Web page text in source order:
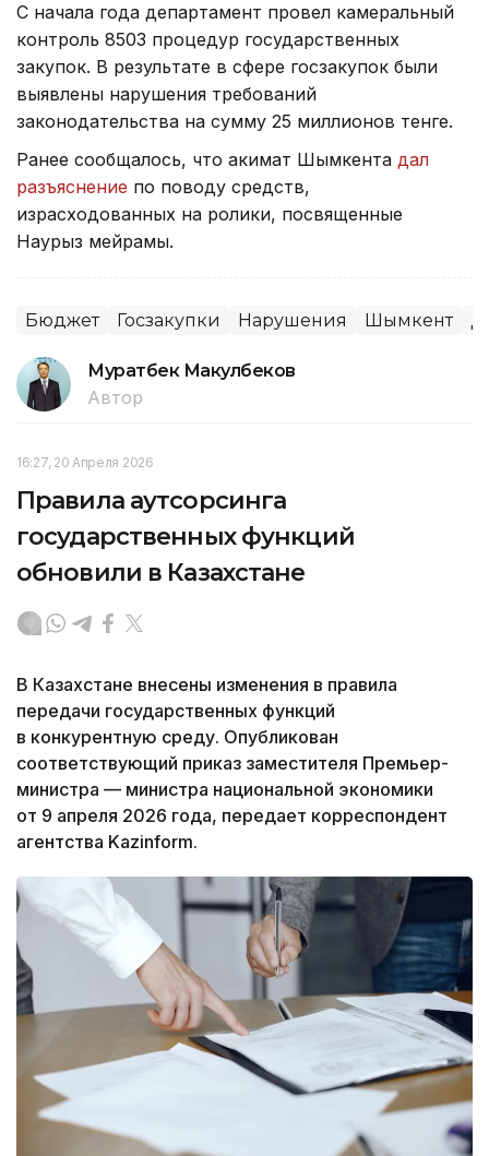
С начала года департамент провел камеральный
контроль 8503 процедур государственных
закупок. В результате в сфере госзакупок были
выявлены нарушения требований
законодательства на сумму 25 миллионов тенге.
Ранее сообщалось, что акимат Шымкента дал
разъяснение по поводу средств,
израсходованных на ролики, посвященные
Наурыз мейрамы.
Бюджет Госзакупки Нарушения Шымкент
Муратбек Макулбеков
Автор
16:27, 20 Апреля 2026
Правила аутсорсинга
государственных функций
обновили в Казахстане
В Казахстане внесены изменения в правила
передачи государственных функций
в конкурентную среду. Опубликован
соответствующий приказ заместителя Премьер-
министра — министра национальной экономики
от 9 апреля 2026 года, передает корреспондент
агентства Kazinform.